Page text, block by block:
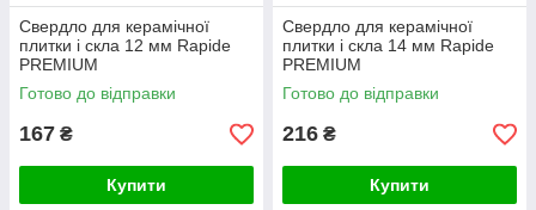
Свердло для керамічної
плитки і скла 12 мм Rapide
PREMIUM
Готово до відправки
167 ₴
Купити
Свердло для керамічної
плитки і скла 14 мм Rapide
PREMIUM
Готово до відправки
216 ₴
Купити